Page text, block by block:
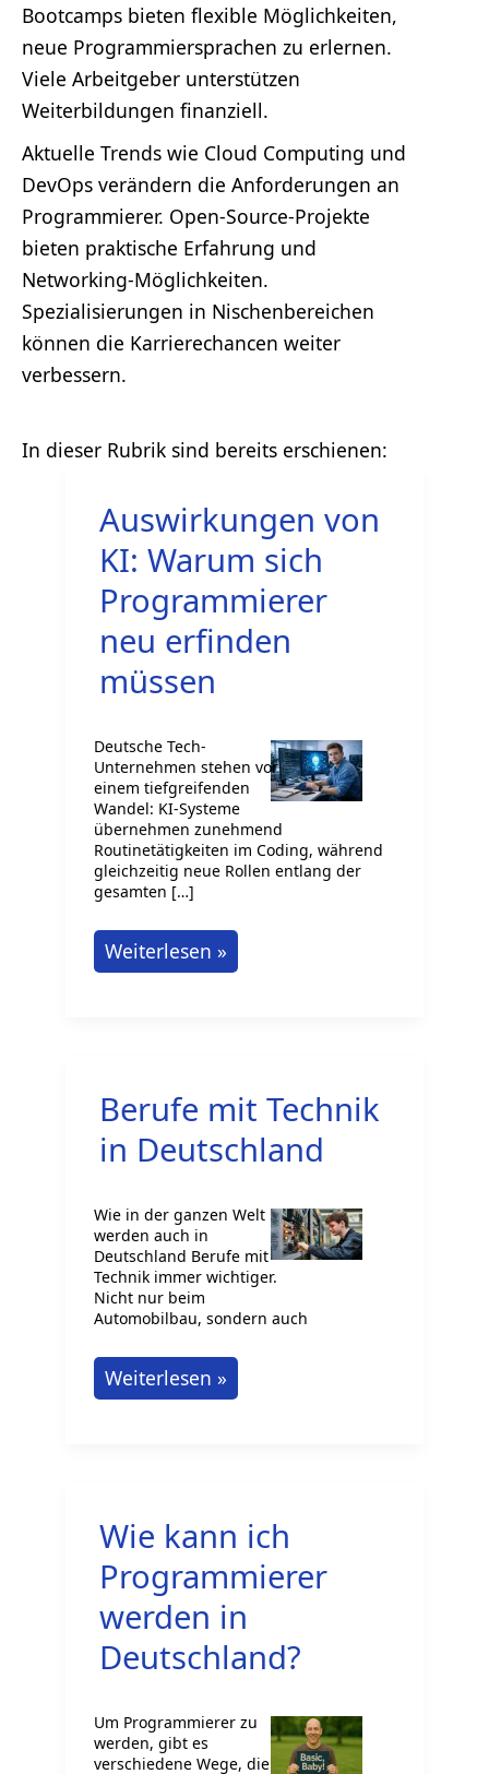
Bootcamps bieten flexible Möglichkeiten,
neue Programmiersprachen zu erlernen.
Viele Arbeitgeber unterstützen
Weiterbildungen finanziell.
Aktuelle Trends wie Cloud Computing und
DevOps verändern die Anforderungen an
Programmierer. Open-Source-Projekte
bieten praktische Erfahrung und
Networking-Möglichkeiten.
Spezialisierungen in Nischenbereichen
können die Karrierechancen weiter
verbessern.
Auswirkungen von
KI: Warum sich
Programmierer
neu erfinden
müssen
Deutsche Tech-
Unternehmen stehen vor
einem tiefgreifenden
Wandel: KI-Systeme
übernehmen zunehmend
Routinetätigkeiten im Coding, während
gleichzeitig neue Rollen entlang der
gesamten […]
Auswirkungen
von
Programmierer
neu
müssen
Weiterlesen »
Berufe mit Technik
in Deutschland
Wie in der ganzen Welt
werden auch in
Deutschland Berufe mit
Technik immer wichtiger.
Nicht nur beim
Automobilbau, sondern auch
Berufe
mit
Weiterlesen »
Wie kann ich
Programmierer
werden in
Deutschland?
Um Programmierer zu
werden, gibt es
verschiedene Wege, die